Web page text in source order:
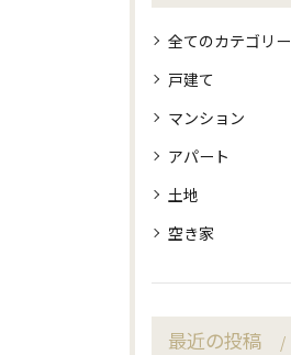
全てのカテゴリー
戸建て
マンション
アパート
土地
空き家
最近の投稿